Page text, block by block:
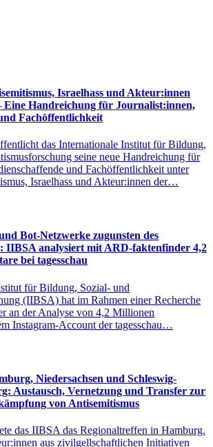
Israelhass und Akteur:innen
Eine Handreichung für Journalist:innen,
Fachöffentlichkeit
das Internationale Institut für Bildung,
seine neue Handreichung für
und Fachöffentlichkeit unter
Israelhass und Akteur:innen der…
Bot-Netzwerke zugunsten des
IIBSA analysiert mit ARD-faktenfinder 4,2
bei tagesschau
für Bildung, Sozial- und
(IIBSA) hat im Rahmen einer Recherche
an der Analyse von 4,2 Millionen
Instagram-Account der tagesschau…
Niedersachsen und Schleswig-
Austausch, Vernetzung und Transfer zur
von Antisemitismus
das IIBSA das Regionaltreffen in Hamburg.
aus zivilgellschaftlichen Initiativen